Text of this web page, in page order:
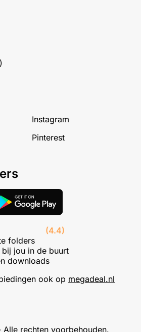
Instagram
Pinterest
(4.4)
folders
jou in de buurt
downloads
ook op megadeal.nl
rechten voorbehouden.